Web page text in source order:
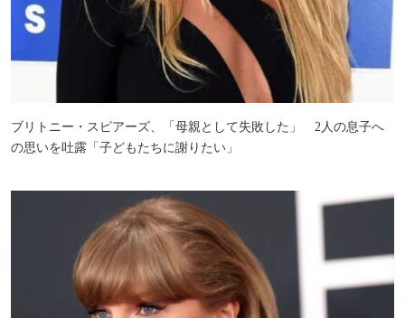
ブリトニー・スピアーズ、「母親として失敗した」 2人の息子へ
の思いを吐露「子どもたちに謝りたい」